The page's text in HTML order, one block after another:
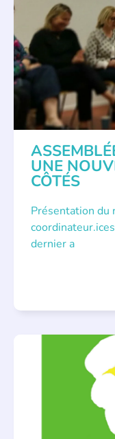
APPEL À SOUTIEN ,
UNE
CÔTÉS
Présentation du
dernier a
BIBLIOTHÈQUES
LITTÉRATURE